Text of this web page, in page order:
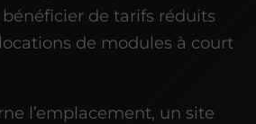
de tarifs réduits
de modules à court
l’emplacement, un site